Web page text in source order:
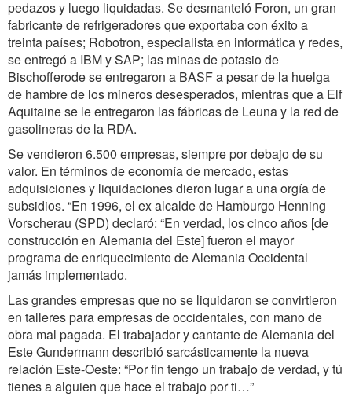
pedazos y luego liquidadas. Se desmanteló Foron, un gran
fabricante de refrigeradores que exportaba con éxito a
treinta países; Robotron, especialista en informática y redes,
se entregó a IBM y SAP; las minas de potasio de
Bischofferode se entregaron a BASF a pesar de la huelga
de hambre de los mineros desesperados, mientras que a Elf
Aquitaine se le entregaron las fábricas de Leuna y la red de
gasolineras de la RDA.
Se vendieron 6.500 empresas, siempre por debajo de su
valor. En términos de economía de mercado, estas
adquisiciones y liquidaciones dieron lugar a una orgía de
subsidios. “En 1996, el ex alcalde de Hamburgo Henning
Vorscherau (SPD) declaró: “En verdad, los cinco años [de
construcción en Alemania del Este] fueron el mayor
programa de enriquecimiento de Alemania Occidental
jamás implementado.
Las grandes empresas que no se liquidaron se convirtieron
en talleres para empresas de occidentales, con mano de
obra mal pagada. El trabajador y cantante de Alemania del
Este Gundermann describió sarcásticamente la nueva
relación Este-Oeste: “Por fin tengo un trabajo de verdad, y tú
tienes a alguien que hace el trabajo por ti…”